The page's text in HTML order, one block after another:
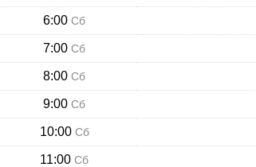
6:00 Сб
7:00 Сб
8:00 Сб
9:00 Сб
10:00 Сб
11:00 Сб